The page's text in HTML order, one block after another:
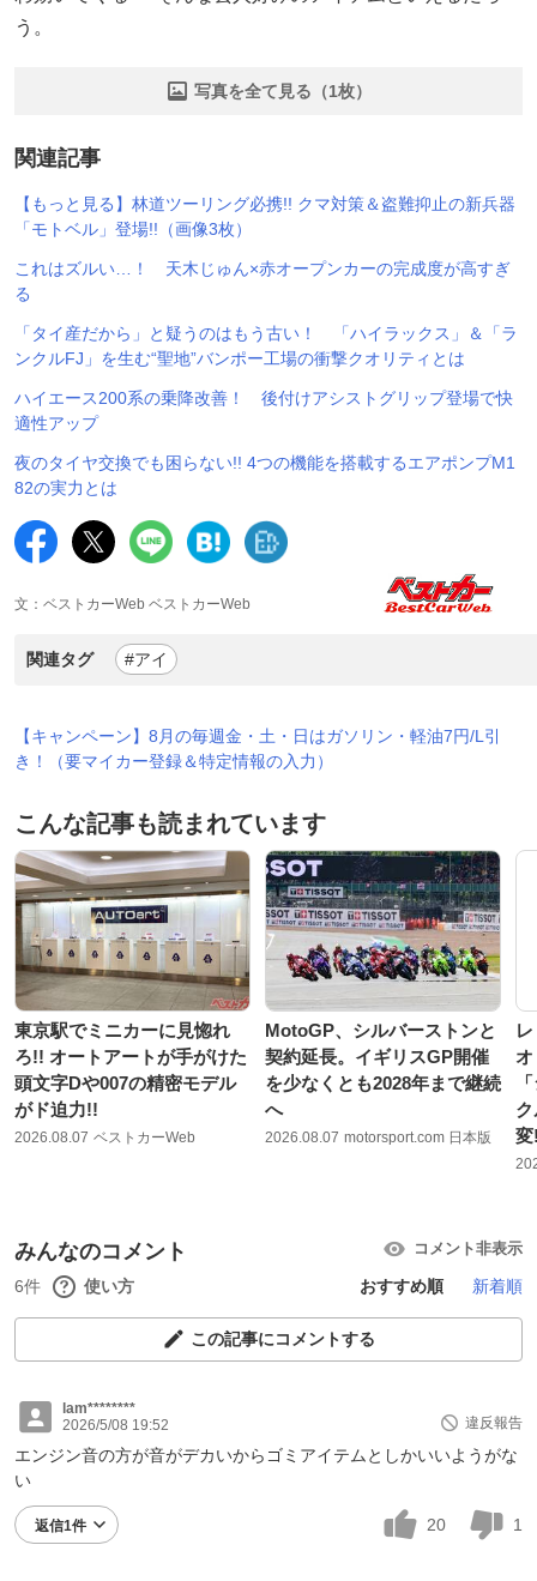
う。
写真を全て見る（1枚）
関連記事
【もっと見る】林道ツーリング必携!! クマ対策＆盗難抑止の新兵器
「モトベル」登場!!（画像3枚）
これはズルい…！ 天木じゅん×赤オープンカーの完成度が高すぎ
る
「タイ産だから」と疑うのはもう古い！ 「ハイラックス」＆「ラ
ンクルFJ」を生む“聖地”バンポー工場の衝撃クオリティとは
ハイエース200系の乗降改善！ 後付けアシストグリップ登場で快
適性アップ
夜のタイヤ交換でも困らない!! 4つの機能を搭載するエアポンプM1
82の実力とは
文：ベストカーWeb ベストカーWeb
関連タグ #アイ
【キャンペーン】8月の毎週金・土・日はガソリン・軽油7円/L引
き！（要マイカー登録＆特定情報の入力）
こんな記事も読まれています
東京駅でミニカーに見惚れ
ろ!! オートアートが手がけた
頭文字Dや007の精密モデル
がド迫力!!
2026.08.07 ベストカーWeb
MotoGP、シルバーストンと
契約延長。イギリスGP開催
を少なくとも2028年まで継続
へ
2026.08.07 motorsport.com 日本版
みんなのコメント コメント非表示
6件 使い方 おすすめ順 新着順
この記事にコメントする
lam********
2026/5/08 19:52
違反報告
エンジン音の方が音がデカいからゴミアイテムとしかいいようがな
い
返信1件 20 1